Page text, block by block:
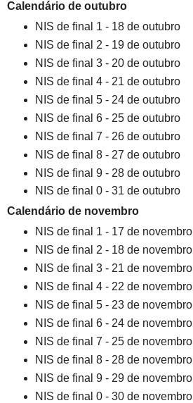
Calendário de outubro
NIS de final 1 - 18 de outubro
NIS de final 2 - 19 de outubro
NIS de final 3 - 20 de outubro
NIS de final 4 - 21 de outubro
NIS de final 5 - 24 de outubro
NIS de final 6 - 25 de outubro
NIS de final 7 - 26 de outubro
NIS de final 8 - 27 de outubro
NIS de final 9 - 28 de outubro
NIS de final 0 - 31 de outubro
Calendário de novembro
NIS de final 1 - 17 de novembro
NIS de final 2 - 18 de novembro
NIS de final 3 - 21 de novembro
NIS de final 4 - 22 de novembro
NIS de final 5 - 23 de novembro
NIS de final 6 - 24 de novembro
NIS de final 7 - 25 de novembro
NIS de final 8 - 28 de novembro
NIS de final 9 - 29 de novembro
NIS de final 0 - 30 de novembro